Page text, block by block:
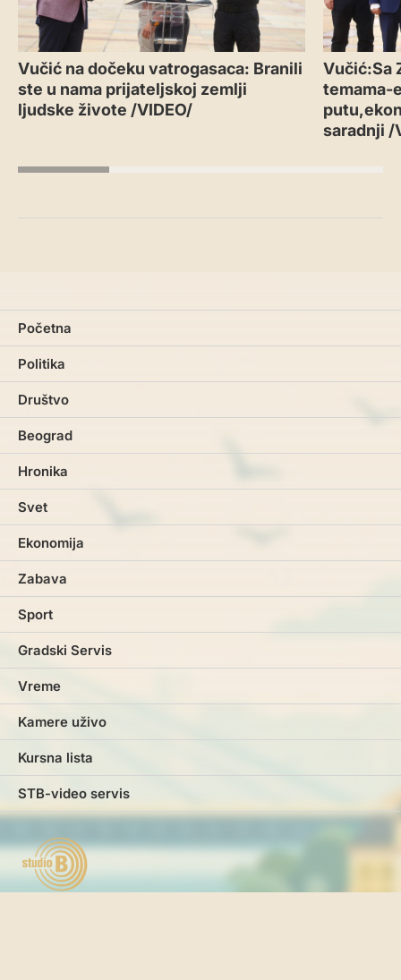
Vučić na dočeku vatrogasaca: Branili
ste u nama prijateljskoj zemlji
ljudske živote /VIDEO/
Vučić:Sa
temama-
saradnji /
Početna
Politika
Društvo
Beograd
Hronika
Svet
Ekonomija
Zabava
Sport
Gradski Servis
Vreme
Kamere uživo
Kursna lista
STB-video servis